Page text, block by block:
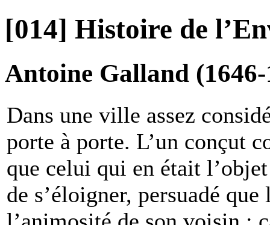
[014] Histoire de
Antoine Galland (1646-
Dans une ville assez
porte à porte. L’un conçut
que celui qui en était
de s’éloigner, persuadé